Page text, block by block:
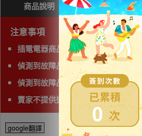
0
商品說明 問與答(0)
注意事項
插電電器商品限空運( 海運需商檢)
偵測到故障品(垃圾品)、有照片及
偵測到故障品(垃圾品)、問題商品
賣家不提供退貨賠償等責任
google翻譯